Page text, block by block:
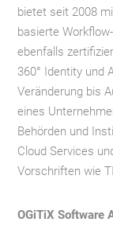
bietet seit 2008
basierte
ebenfalls
360° Identity und
Veränderung bis
eines
Behörden und
Cloud Services
Vorschriften wie
OGiTiX Software